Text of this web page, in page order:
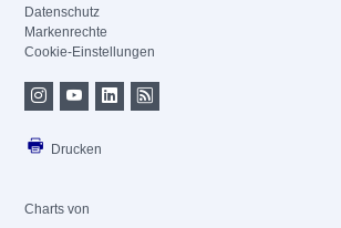
Datenschutz
Markenrechte
Cookie-Einstellungen
Drucken
Charts von